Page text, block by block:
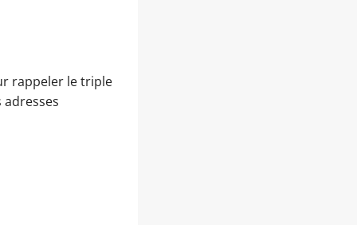
rappeler le triple
adresses